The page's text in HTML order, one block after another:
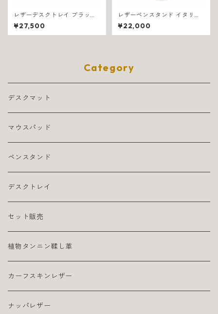
レザーデスクトレイ ブラック
イタリア製 業務用 プレイン 13
94
¥27,500
レザーペンスタンド イタリア
製 ブラウン 業務用 クロコダイ
ル 1201
¥22,000
Category
デスクマット
マウスパッド
ペンスタンド
デスクトレイ
セット販売
植物タンニン鞣し革
カーフスキンレザー
ナッパレザー